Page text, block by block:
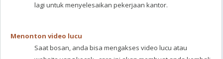
lagi untuk menyelesaikan pekerjaan kantor.
Menonton video lucu
Saat bosan, anda bisa mengakses video lucu atau